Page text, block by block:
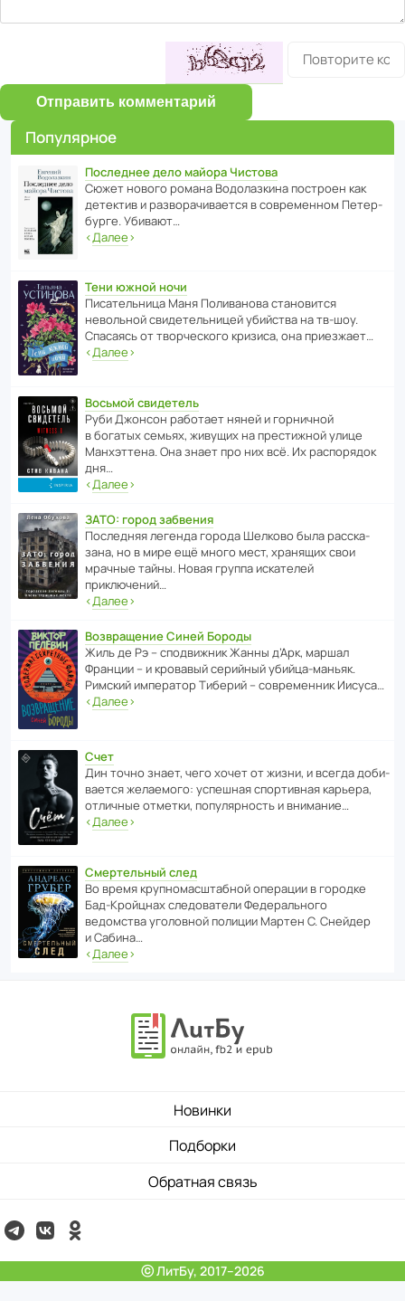
Отправить комментарий
Популярное
Последнее дело майора Чистова
Сюжет нового романа Водо­ла­з­кина пост­роен как
дете­ктив и разво­ра­чи­ва­ется в совре­менном Пете­р­
бурге. Убивают…
‹Далее›
Тени южной ночи
Писа­тель­ница Маня Поли­ва­нова стано­вится
невольной свиде­тель­ницей убийства на тв-шоу.
Спасаясь от твор­че­с­кого кризиса, она приезжает…
‹Далее›
Восьмой свидетель
Руби Джонсон рабо­тает няней и горни­чной
в богатых семьях, живущих на прес­ти­жной улице
Манх­эт­тена. Она знает про них всё. Их распо­рядок
дня…
‹Далее›
ЗАТО: город забвения
После­дняя легенда города Шелково была расска­
зана, но в мире ещё много мест, хранящих свои
мрачные тайны. Новая группа иска­телей
приключений…
‹Далее›
Возвращение Синей Бороды
Жиль де Рэ – спод­ви­жник Жанны д’Арк, маршал
Франции – и кровавый серийный убийца-маньяк.
Римский импе­ратор Тиберий – совре­менник Иисуса…
‹Далее›
Счет
Дин точно знает, чего хочет от жизни, и всегда доби­
ва­ется жела­е­мого: успе­шная спор­ти­вная карьера,
отли­чные отметки, попу­ля­р­ность и внимание…
‹Далее›
Смертельный след
Во время круп­но­мас­ш­та­бной операции в городке
Бад‑Крой­цнах следо­ва­тели Феде­раль­ного
ведомства уголо­вной полиции Мартен С. Снейдер
и Сабина…
‹Далее›
Новинки
Подборки
Обратная связь
ⓒ ЛитБу, 2017–2026